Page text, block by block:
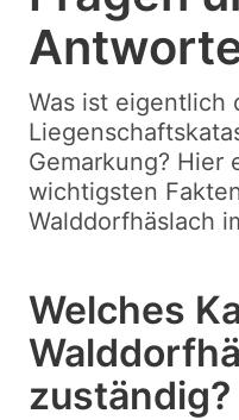
Was ist eigentlich
Gemarkung? Hier
wichtigsten
Walddorfhäslach
Welches
zuständig?